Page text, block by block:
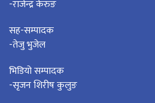
-राजेन्द्र केरुङ
सह-सम्पादक
-तेजु भुजेल
भिडियो सम्पादक
-सृजन शिरीष कुलुङ